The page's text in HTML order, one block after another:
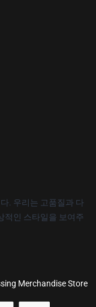
. 우리는 고품질과 다
적인 스타일을 보여주
Merchandise Store